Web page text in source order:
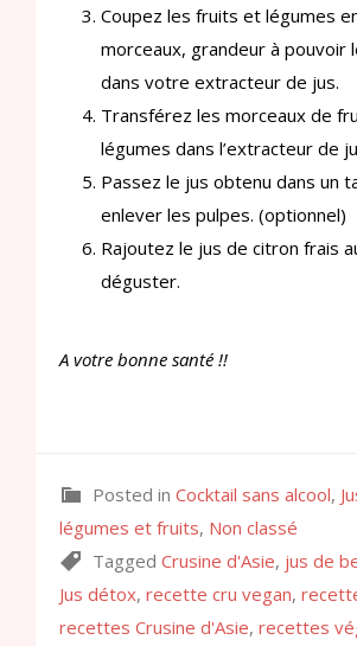
Coupez les fruits et légumes
morceaux, grandeur à pouvoir
dans votre extracteur de jus.
Transférez les morceaux de
légumes dans l’extracteur de
Passez le jus obtenu dans un
enlever les pulpes. (optionnel)
Rajoutez le jus de citron frais
déguster.
A votre bonne santé !!
Posted in Cocktail sans alcool,
légumes et fruits, Non classé
Tagged Crusine d'Asie, jus de
Jus détox, recette cru vegan,
recettes Crusine d'Asie, recettes